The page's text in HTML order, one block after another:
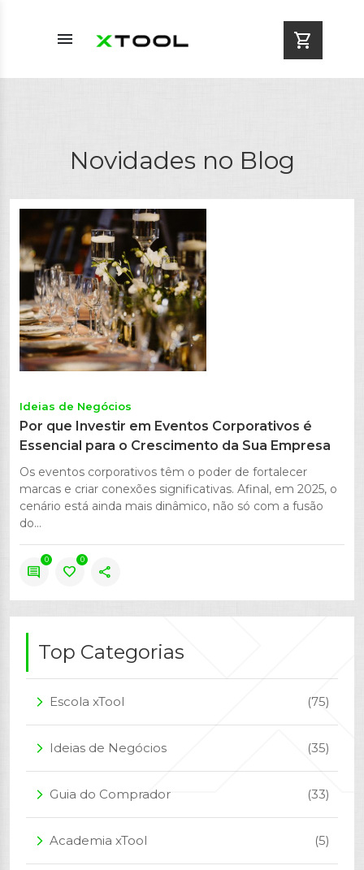
menu shopping_cart
Novidades no Blog
Ideias de Negócios
Por que Investir em Eventos Corporativos é
Essencial para o Crescimento da Sua Empresa
Os eventos corporativos têm o poder de fortalecer
marcas e criar conexões significativas. Afinal, em 2025, o
cenário está ainda mais dinâmico, não só com a fusão
do...
comment
0
favorite
0
share
Top Categorias
arrow_forward_ios Escola xTool (75)
arrow_forward_ios Ideias de Negócios (35)
arrow_forward_ios Guia do Comprador (33)
arrow_forward_ios Academia xTool (5)